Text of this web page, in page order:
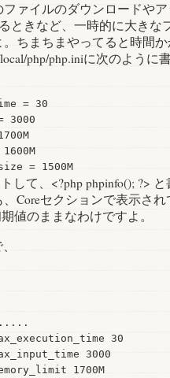
も
指
定
し
い
は
ァイルのダウンロードや
ときなど、一時的に大きな
ちまちまやってると時間
php/php.iniに次のように
= 30
3000
して、<?php phpinfo(); ?>
Coreセクションで表示され
値のままなわけですよ。
30
3000
1700M